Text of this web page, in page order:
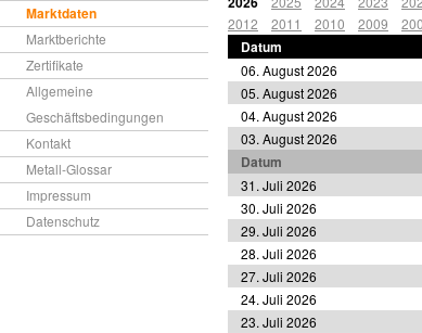
2012
2011 2010 2009
Datum
06. August 2026
05. August 2026
04. August 2026
03. August 2026
Datum
31. Juli 2026
30. Juli 2026
29. Juli 2026
28. Juli 2026
27. Juli 2026
24. Juli 2026
23. Juli 2026
Marktdaten
Marktberichte
Zertifikate
Allgemeine
Geschäftsbedingungen
Kontakt
Metall-Glossar
Impressum
Datenschutz